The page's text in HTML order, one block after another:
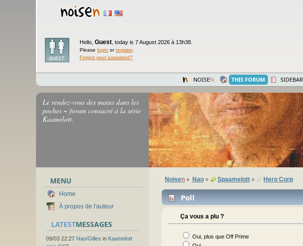
Hello, Guest today is 7 August 2026 à 13h38.
Please login orregister.
Forgot your password?
NOISEN THIS FORUM SIDEBAR
Le rendez-vous des mains dans les
poches ~ forum consacré à la série
Kaamelott.
MENU
Home
À propos de l'auteur
LATESTMESSAGES
09/03 22:27 Nao/Gilles in Kaamelott
Noisen » Nao» Spaamelott» Hero Corp
Poll
Ça vous a plu ?
Oui, plus que Off Prime